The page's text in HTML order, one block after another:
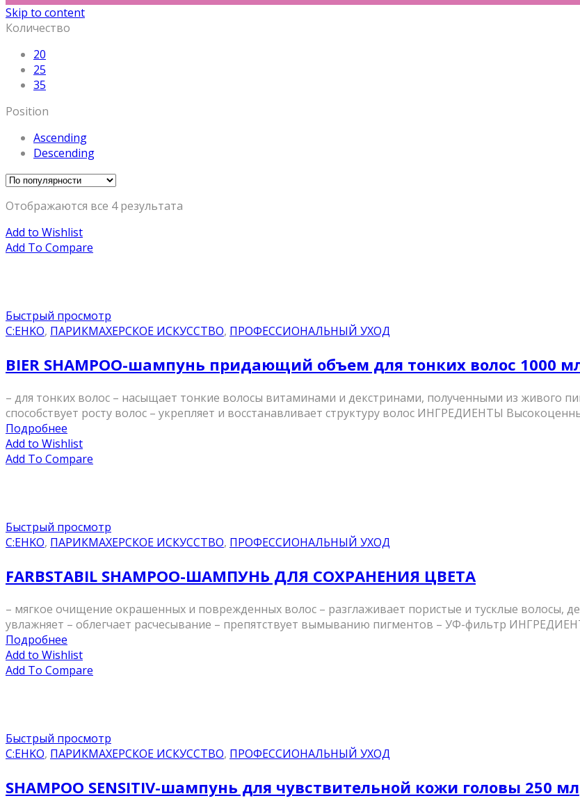
Skip to content
Количество
20
25
35
Position
Ascending
Descending
Отображаются все 4 результата
Add to Wishlist
Add To Compare
Быстрый просмотр
C:EHKO, ПАРИКМАХЕРСКОЕ ИСКУССТВО, ПРОФЕССИОНАЛЬНЫЙ УХОД
BIER SHAMPOO-шампунь придающий объем для тонких волос 1000
– для тонких волос – насыщает тонкие волосы витаминами и декстринами, полученными из живого
способствует росту волос – укрепляет и восстанавливает структуру волос ИНГРЕДИЕНТЫ
Подробнее
Add to Wishlist
Add To Compare
Быстрый просмотр
C:EHKO, ПАРИКМАХЕРСКОЕ ИСКУССТВО, ПРОФЕССИОНАЛЬНЫЙ УХОД
FARBSTABIL SHAMPOO-ШАМПУНЬ ДЛЯ СОХРАНЕНИЯ ЦВЕТА
– мягкое очищение окрашенных и поврежденных волос – разглаживает пористые и тусклые волосы,
увлажняет – облегчает расчесывание – препятствует вымыванию пигментов – УФ-фильтр
Подробнее
Add to Wishlist
Add To Compare
Быстрый просмотр
C:EHKO, ПАРИКМАХЕРСКОЕ ИСКУССТВО, ПРОФЕССИОНАЛЬНЫЙ УХОД
SHAMPOO SENSITIV-шампунь для чувствительной кожи головы 250 мл